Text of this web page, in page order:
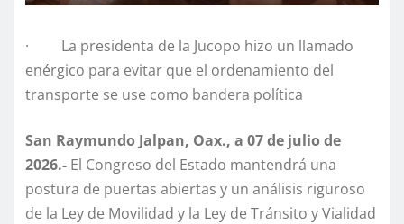
· La presidenta de la Jucopo hizo un llamado
enérgico para evitar que el ordenamiento del
transporte se use como bandera política
San Raymundo Jalpan, Oax., a 07 de julio de
2026.- El Congreso del Estado mantendrá una
postura de puertas abiertas y un análisis riguroso
de la Ley de Movilidad y la Ley de Tránsito y Vialidad